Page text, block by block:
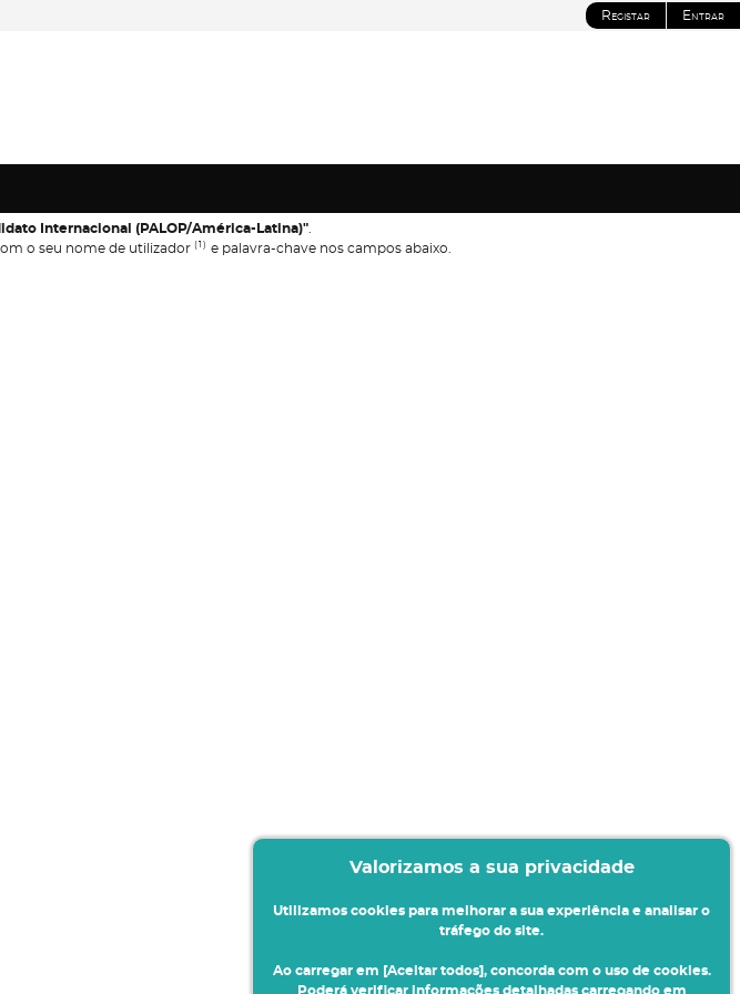
Registar Entrar
Internacional (PALOP/América-Latina)"
o seu nome de utilizador (1) e palavra-chave nos campos abaixo.
Valorizamos a sua privacidade
Utilizamos cookies para melhorar a sua experiência e analisar o
tráfego do site.
Ao carregar em [Aceitar todos], concorda com o uso de cookies.
Poderá verificar informações detalhadas carregando em